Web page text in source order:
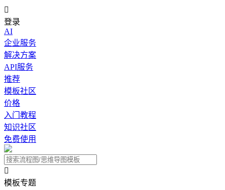

登录
AI
企业服务
解决方案
API服务
推荐
模板社区
价格
入门教程
知识社区
免费使用

模板专题